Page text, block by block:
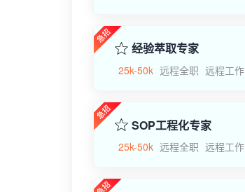
经验萃取专家
25k-50k 远程全职 远程工作
SOP工程化专家
25k-50k 远程全职 远程工作